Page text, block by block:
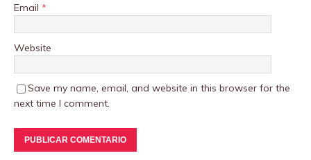
Email *
Website
Save my name, email, and website in this browser for the
next time I comment.